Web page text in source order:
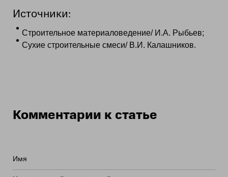
Источники:
Строительное материаловедение/ И.А. Рыбьев;
Сухие строительные смеси/ В.И. Калашников.
Комментарии к статье
Имя